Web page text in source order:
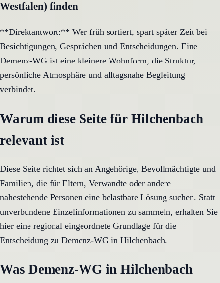
Westfalen) finden
**Direktantwort:** Wer früh sortiert, spart später Zeit bei
Besichtigungen, Gesprächen und Entscheidungen. Eine
Demenz-WG ist eine kleinere Wohnform, die Struktur,
persönliche Atmosphäre und alltagsnahe Begleitung
verbindet.
Warum diese Seite für Hilchenbach
relevant ist
Diese Seite richtet sich an Angehörige, Bevollmächtigte und
Familien, die für Eltern, Verwandte oder andere
nahestehende Personen eine belastbare Lösung suchen. Statt
unverbundene Einzelinformationen zu sammeln, erhalten Sie
hier eine regional eingeordnete Grundlage für die
Entscheidung zu Demenz-WG in Hilchenbach.
Was Demenz-WG in Hilchenbach